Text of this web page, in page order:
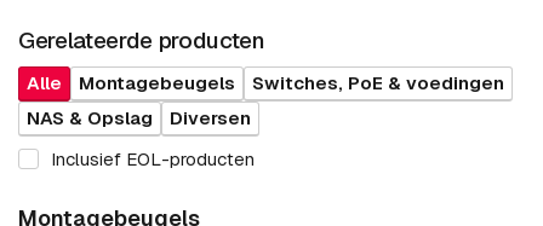
Gerelateerde producten
Alle Montagebeugels
Switches, PoE & voedingen
NAS & Opslag
Diversen
Inclusief EOL-producten
Montagebeugels